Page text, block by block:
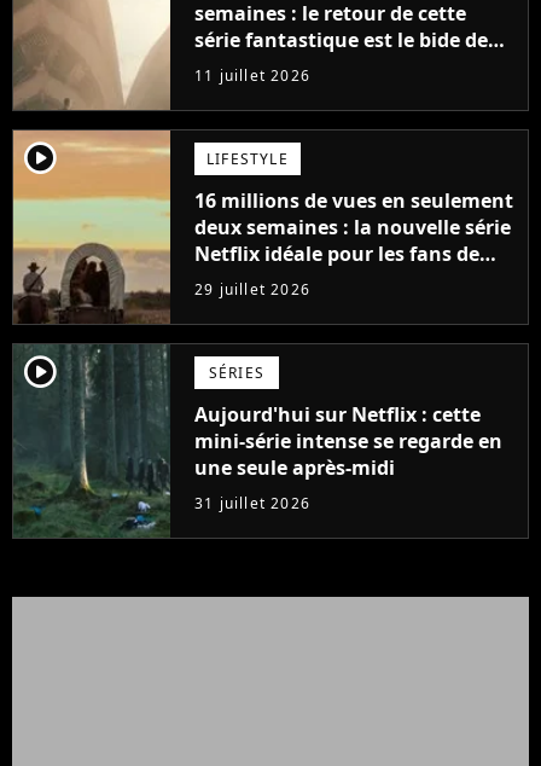
semaines : le retour de cette
série fantastique est le bide de
l'année sur Netflix
11 juillet 2026
player2 LIFESTYLE
16 millions de vues en seulement
deux semaines : la nouvelle série
Netflix idéale pour les fans de
Yellowstone
29 juillet 2026
player2 SÉRIES
Aujourd'hui sur Netflix : cette
mini-série intense se regarde en
une seule après-midi
31 juillet 2026